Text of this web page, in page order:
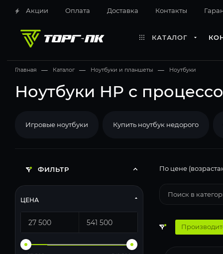
Акции Оплата Доставка Контакты
КАТАЛОГ
Главная — Каталог — Ноутбуки и планшеты — Ноутбуки
Ноутбуки HP с
Игровые ноутбуки Купить ноутбук недорого
По цене
ФИЛЬТР
ЦЕНА